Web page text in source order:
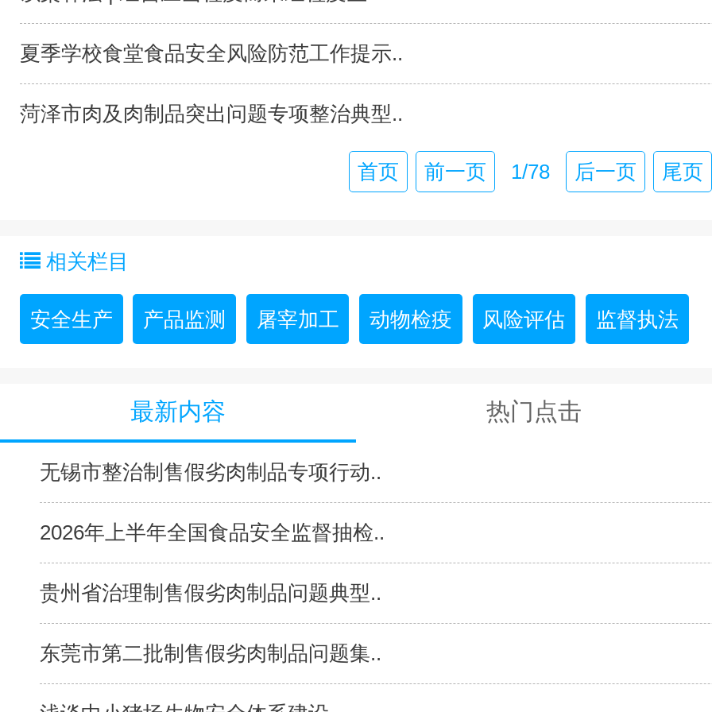
夏季学校食堂食品安全风险防范工作提示..
菏泽市肉及肉制品突出问题专项整治典型..
首页 前一页 1/78 后一页 尾页
相关栏目
安全生产 产品监测 屠宰加工 动物检疫 风险评估 监督执法
最新内容 热门点击
无锡市整治制售假劣肉制品专项行动..
2026年上半年全国食品安全监督抽检..
贵州省治理制售假劣肉制品问题典型..
东莞市第二批制售假劣肉制品问题集..